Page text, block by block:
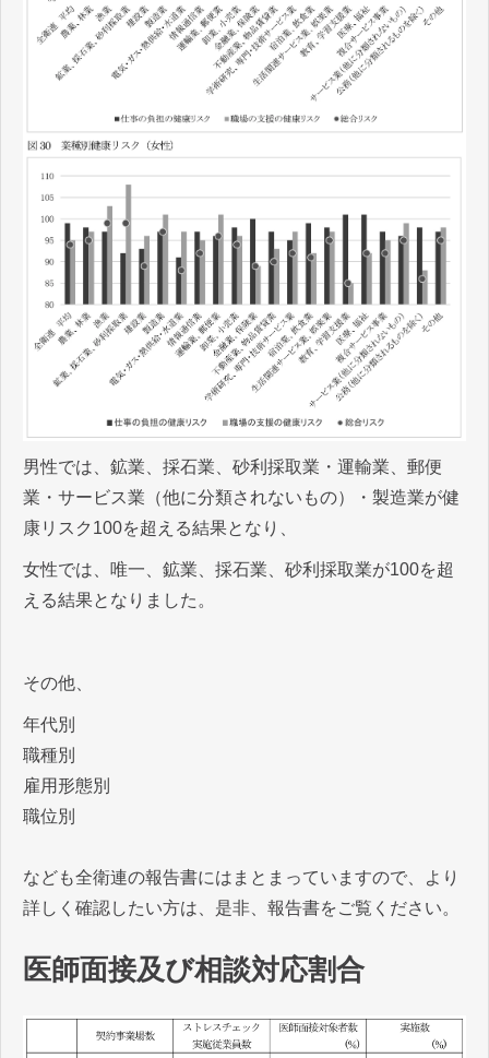
男性では、鉱業、採石業、砂利採取業・運輸業、郵便
業・サービス業（他に分類されないもの）・製造業が健
康リスク100を超える結果となり、
女性では、唯一、鉱業、採石業、砂利採取業が100を超
える結果となりました。
その他、
年代別
職種別
雇用形態別
職位別
なども全衛連の報告書にはまとまっていますので、より
詳しく確認したい方は、是非、報告書をご覧ください。
医師面接及び相談対応割合